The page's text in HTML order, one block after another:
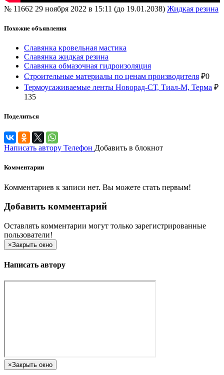
№ 11662 29 ноября 2022 в 15:11 (до 19.01.2038) Жидкая резина
Похожие объявления
Славянка кровельная мастика
Славянка жидкая резина
Славянка обмазочная гидроизоляция
Строительные материалы по ценам производителя ₽0
Термоусаживаемые ленты Новорад-СТ, Тиал-М, Терма ₽
135
Поделиться
Написать автору Телефон Добавить в блокнот
Комментарии
Комментариев к записи нет. Вы можете стать первым!
Добавить комментарий
Оставлять комментарии могут только зарегистрированные
пользователи!
×Закрыть окно
Написать автору
×Закрыть окно